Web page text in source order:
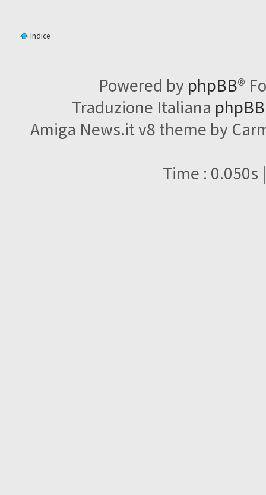
Indice
Powered by phpBB®
Traduzione Italiana
Amiga News.it v8 theme by
Time : 0.050s